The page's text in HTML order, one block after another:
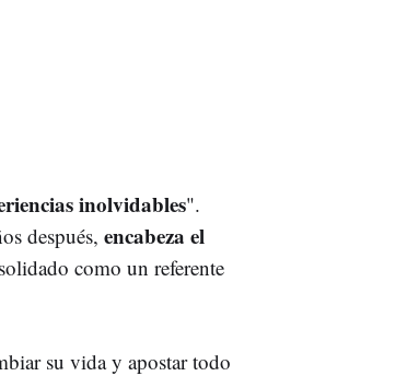
inolvidables".
después, encabeza el
como un referente
su vida y apostar todo